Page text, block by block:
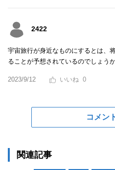
2422
宇宙旅行が身近なものにするとは、
ることが予想されているのでしょう
2023/9/12 0
コメン
関連記事